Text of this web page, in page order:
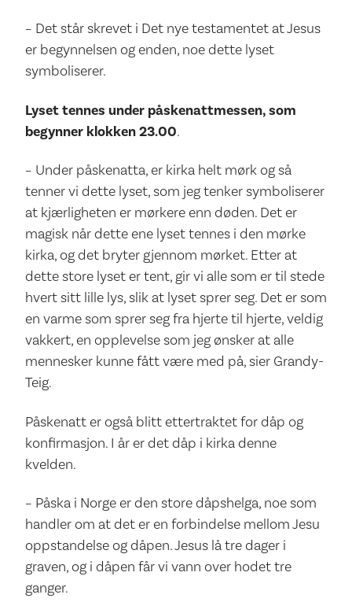
– Det står skrevet i Det nye testamentet at Jesus
er begynnelsen og enden, noe dette lyset
symboliserer.
Lyset tennes under påskenattmessen, som
begynner klokken 23.00.
– Under påskenatta, er kirka helt mørk og så
tenner vi dette lyset, som jeg tenker symboliserer
at kjærligheten er mørkere enn døden. Det er
magisk når dette ene lyset tennes i den mørke
kirka, og det bryter gjennom mørket. Etter at
dette store lyset er tent, gir vi alle som er til stede
hvert sitt lille lys, slik at lyset sprer seg. Det er som
en varme som sprer seg fra hjerte til hjerte, veldig
vakkert, en opplevelse som jeg ønsker at alle
mennesker kunne fått være med på, sier Grandy-
Teig.
Påskenatt er også blitt ettertraktet for dåp og
konfirmasjon. I år er det dåp i kirka denne
kvelden.
– Påska i Norge er den store dåpshelga, noe som
handler om at det er en forbindelse mellom Jesu
oppstandelse og dåpen. Jesus lå tre dager i
graven, og i dåpen får vi vann over hodet tre
ganger.